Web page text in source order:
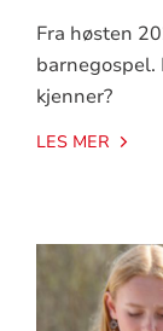
Fra høsten
barnegospel.
kjenner?
LES MER